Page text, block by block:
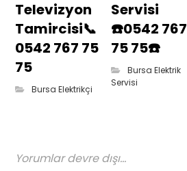
Televizyon
Tamircisi📞
0542 767 75
75
Bursa Elektrikçi
Servisi
☎️0542 767
75 75☎️
Bursa Elektrik
Servisi
Yorumlar devre dışı...